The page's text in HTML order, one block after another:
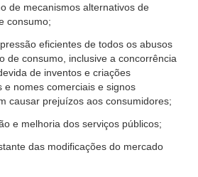
de mecanismos alternativos de
consumo;
eficientes de todos os abusos
de consumo, inclusive a concorrência
de inventos e criações
e nomes comerciais e signos
causar prejuízos aos consumidores;
e melhoria dos serviços públicos;
das modificações do mercado